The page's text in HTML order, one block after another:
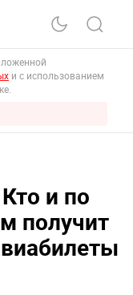
и с использованием
и по
получит